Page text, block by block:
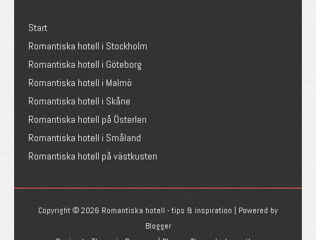
Start
Romantiska hotell i Stockholm
Romantiska hotell i Göteborg
Romantiska hotell i Malmö
Romantiska hotell i Skåne
Romantiska hotell på Österlen
Romantiska hotell i Småland
Romantiska hotell på västkusten
Copyright ©2026 Romantiska hotell - tips & inspiration | Powered by
Blogger